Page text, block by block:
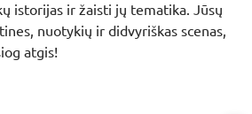
istorijas ir žaisti jų tematika. Jūsų
nuotykių ir didvyriškas scenas,
atgis!